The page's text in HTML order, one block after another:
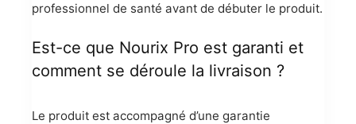
professionnel de santé avant de débuter le produit.
Est-ce que Nourix Pro est garanti et
comment se déroule la livraison ?
Le produit est accompagné d’une garantie